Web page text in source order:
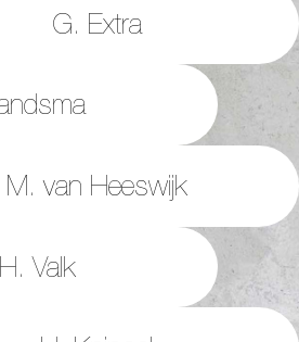
G. Extra
M. van Heeswijk
Valk